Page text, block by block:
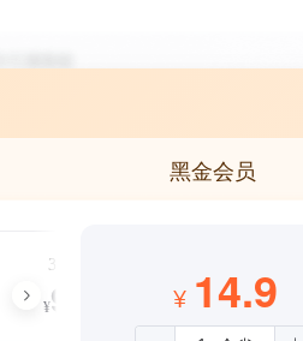
黑金会员
3个月
¥99 ¥ 14.9